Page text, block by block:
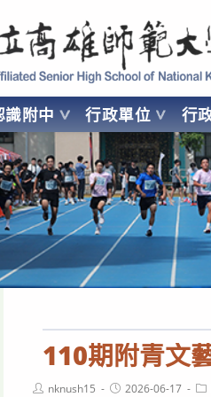
Affiliated Senior High School of
識附中 行政單位 行
SCHOOL OF NATIONAL
110期附青文
Postnknush15
Post2026-06-17